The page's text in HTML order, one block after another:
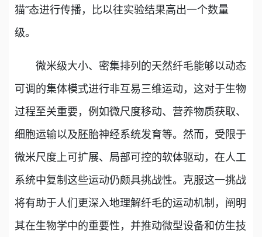
猫”态进行传播，比以往实验结果高出一个数量
级。
微米级大小、密集排列的天然纤毛能够以动态
可调的集体模式进行非互易三维运动，这对于生物
过程至关重要，例如微尺度移动、营养物质获取、
细胞运输以及胚胎神经系统发育等。然而，受限于
微米尺度上可扩展、局部可控的软体驱动，在人工
系统中复制这些运动仍颇具挑战性。克服这一挑战
将有助于人们更深入地理解纤毛的运动机制，阐明
其在生物学中的重要性，并推动微型设备和仿生技